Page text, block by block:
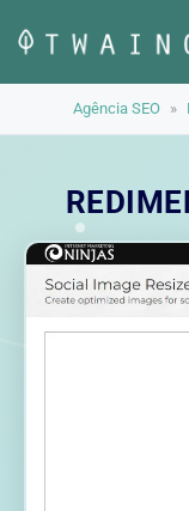
para
o
conteúdo
Agência SEO »